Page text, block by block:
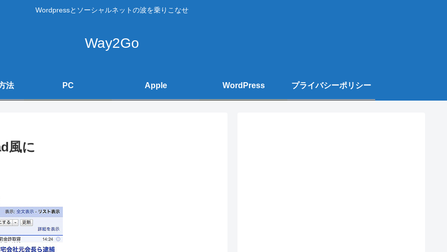
Wordpressとソーシャルネットの波を乗りこなせ
Way2Go
法 PC Apple WordPress プライバシーポリシー
風に